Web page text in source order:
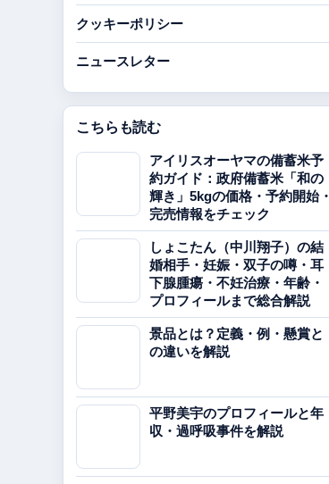
クッキーポリシー
ニュースレター
こちらも読む
アイリスオーヤマの備蓄米予
約ガイド：政府備蓄米「和の
輝き」5kgの価格・予約開始・
完売情報をチェック
しょこたん（中川翔子）の結
婚相手・妊娠・双子の噂・耳
下腺腫瘍・不妊治療・年齢・
プロフィールまで総合解説
景品とは？定義・例・懸賞と
の違いを解説
平野美宇のプロフィールと年
収・過呼吸事件を解説